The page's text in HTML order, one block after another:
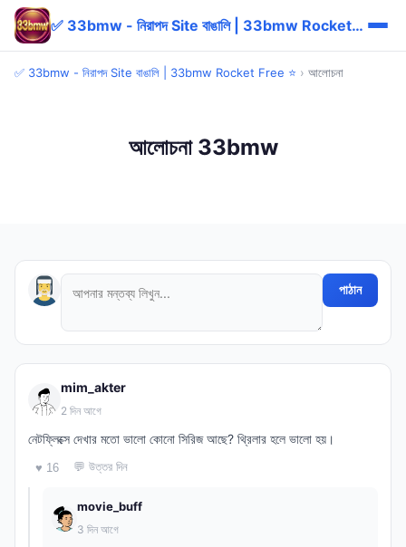
✅ 33bmw - নিরাপদ Site বাঙালি | 33bmw Rocket Free ⭐
✅ 33bmw - নিরাপদ Site বাঙালি | 33bmw Rocket Free ⭐ › আলোচনা
আলোচনা 33bmw
পাঠান
mim_akter
2 দিন আগে
নেটফ্লিক্সে দেখার মতো ভালো কোনো সিরিজ আছে? থ্রিলার হলে ভালো হয়।
♥ 16 💬 উত্তর দিন
movie_buff
3 দিন আগে